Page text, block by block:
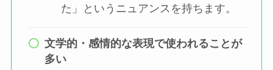
た」というニュアンスを持ちます。
文学的・感情的な表現で使われることが
多い